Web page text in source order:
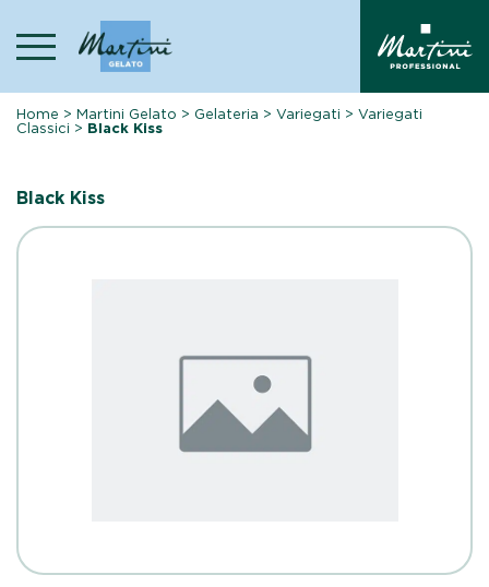
content
Home >Martini Gelato > Gelateria >Variegati >Variegati
Classici > Black Kiss
Black Kiss